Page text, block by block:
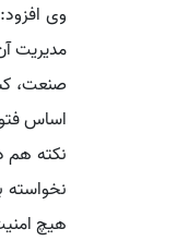
وی
مدیریت
صنعت،
اساس
نکته هم
نخواسته
هیچ